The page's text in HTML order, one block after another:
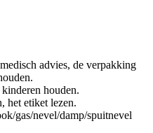
advies, de verpakking
houden.
het etiket lezen.
gas/nevel/damp/spuitnevel